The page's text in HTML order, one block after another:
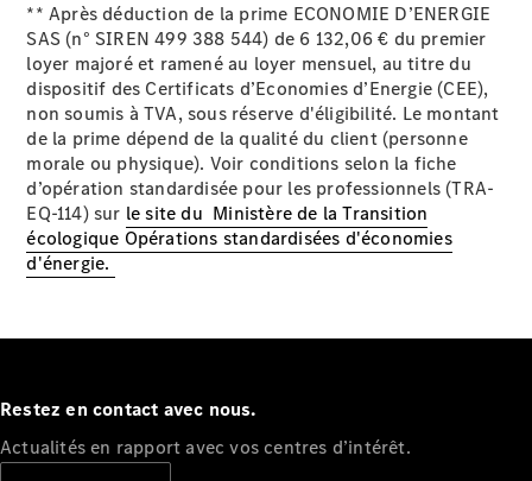
Notre vision de
l’électromobilité
Gamme
100%
électrique
Nos
recharge
Subventions
Certificats
** Après déduction de la prime ECONOMIE D’ENERGIE
SAS (n° SIREN 499 388 544) de 6 132,06 € du premier
loyer majoré et ramené au loyer mensuel, au titre du
dispositif des Certificats d’Economies d’Energie (CEE),
non soumis à TVA, sous réserve d'éligibilité. Le montant
de la prime dépend de la qualité du client (personne
morale ou physique). Voir conditions selon la fiche
d’opération standardisée pour les professionnels (TRA-
EQ-114) sur le site du Ministère de la Transition
écologique Opérations standardisées d'économies
d'énergie.
Restez en contact avec nous.
Actualités en rapport avec vos centres d’intérêt.